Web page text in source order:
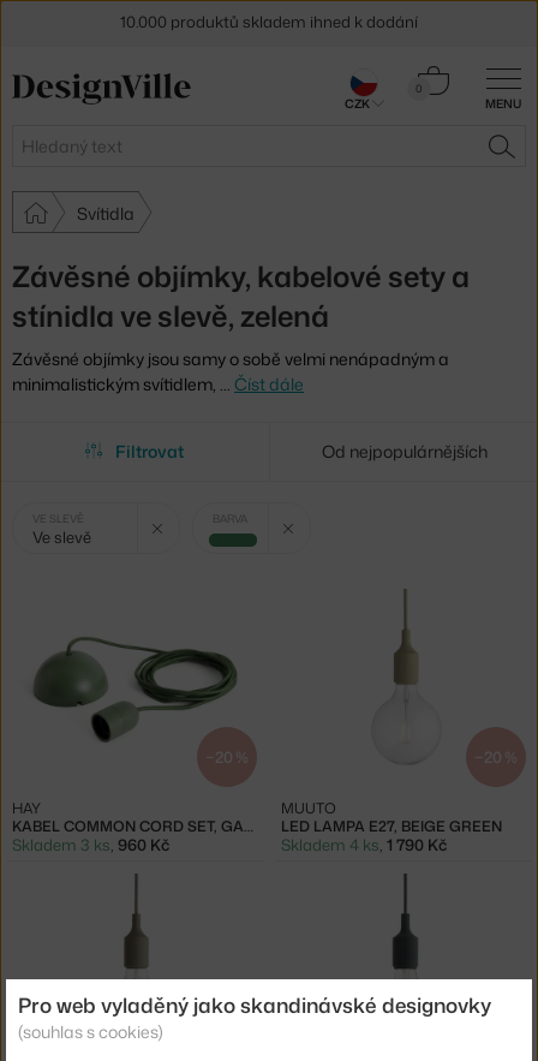
MENU
Hledat
0
Košík
Svítidla
Závěsné objímky, kabelové sety a
stínidla ve slevě, zelená
Závěsné objímky jsou samy o sobě velmi nenápadným a
minimalistickým svítidlem, … Číst dále
Filtrovat Od nejpopulárnějších
Vybrané
filtry:
VE SLEVĚ
Ve slevě
BARVA
zelená
−20 %
KABEL COMMON CORD SET, GARDEN GREEN
HAY
Skladem 3 ks 960 Kč
−20 %
LED LAMPA E27, BEIGE GREEN
MUUTO
Skladem 4 ks 1 790 Kč
10.000 produktů skladem ihned k dodání
30 dní na vrácení zbožíCZK
Pro web vyladěný jako skandinávské designovky
(souhlas s cookies)